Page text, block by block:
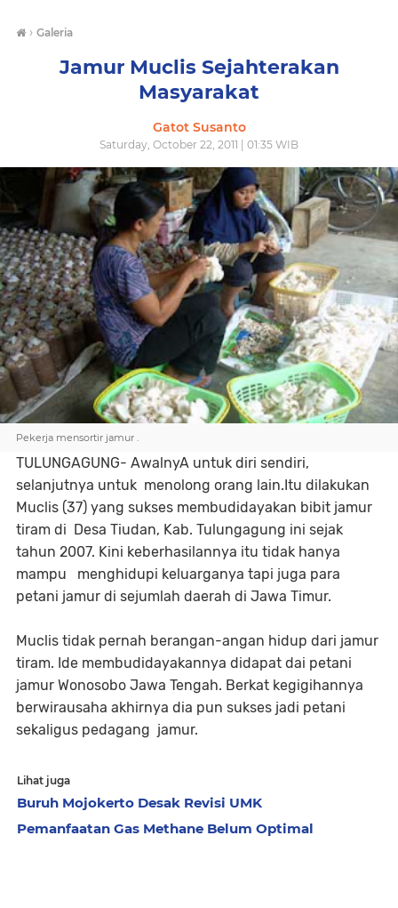
› Galeria
Jamur Muclis Sejahterakan
Masyarakat
Gatot Susanto
Saturday, October 22, 2011 | 01:35 WIB
Pekerja mensortir jamur .
TULUNGAGUNG- AwalnyA untuk diri sendiri,
selanjutnya untuk menolong orang lain.Itu dilakukan
Muclis (37) yang sukses membudidayakan bibit jamur
tiram di Desa Tiudan, Kab. Tulungagung ini sejak
tahun 2007. Kini keberhasilannya itu tidak hanya
mampu menghidupi keluarganya tapi juga para
petani jamur di sejumlah daerah di Jawa Timur.
Muclis tidak pernah berangan-angan hidup dari jamur
tiram. Ide membudidayakannya didapat dai petani
jamur Wonosobo Jawa Tengah. Berkat kegigihannya
berwirausaha akhirnya dia pun sukses jadi petani
sekaligus pedagang jamur.
Lihat juga
Buruh Mojokerto Desak Revisi UMK
Pemanfaatan Gas Methane Belum Optimal